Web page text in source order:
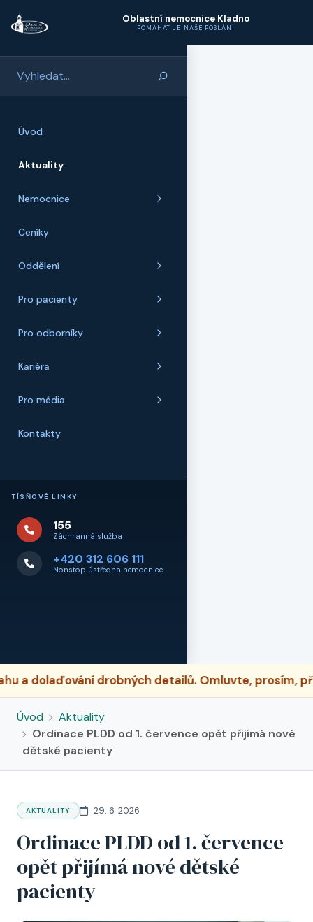
Oblastní nemocnice Kladno
POMÁHAT JE NAŠE POSLÁNÍ
Úvod
Aktuality
Nemocnice
Ceníky
Oddělení
Pro pacienty
Pro odborníky
Kariéra
Pro média
Kontakty
TÍSŇOVÉ LINKY
155
Záchranná služba
+420 312 606 111
Nonstop ústředna nemocnice
drobných detailů. Omluvte, prosím,
Úvod
Aktuality
Ordinace PLDD od 1. července opět přijímá nové
dětské pacienty
AKTUALITY 29. 6. 2026
Ordinace PLDD od 1. července
opět přijímá nové dětské
pacienty